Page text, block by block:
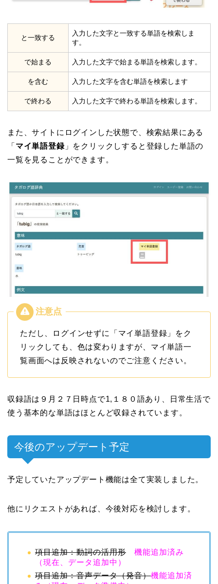
と一致する
入力した文字と一致する単語を検索しま
す。
で始まる 入力した文字で始まる単語を検索します。
を含む 入力した文字を含む単語を検索します
で終わる 入力した文字で終わる単語を検索します。
また、サイトにログインした状態で、検索結果にある
「 マイ単語登録」をクリックしすると登録した単語の
一覧を見ることができます。
ただし、ログインせずに「マイ単語登録」をク
リックしても、色は変わりますが、マイ単語一
覧画面へは反映されないのでご注意ください。
収録語は９月２７日時点で1,１８０語あり、日常生活で
使う基本的な単語はほとんど収録されています。
今後のアップデート予定
予定していたアップデート機能は全て実装しました。
他にリクエストがあれば、今後対応を検討します。
項目追加：動詞の活用形
機能追加済み
（現在、データ追加中）
項目追加：音声データ（発音）機能追加済